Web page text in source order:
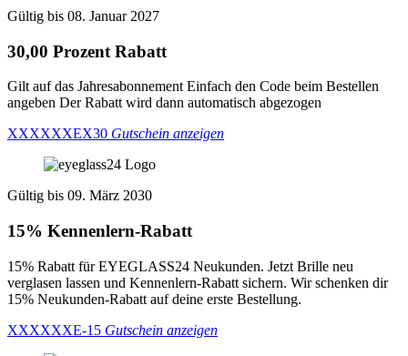
Gültig bis 08. Januar 2027
30,00 Prozent Rabatt
Gilt auf das Jahresabonnement Einfach den Code beim Bestellen
angeben Der Rabatt wird dann automatisch abgezogen
XXXXXXEX30 Gutschein anzeigen
Gültig bis 09. März 2030
15% Kennenlern-Rabatt
15% Rabatt für EYEGLASS24 Neukunden. Jetzt Brille neu
verglasen lassen und Kennenlern-Rabatt sichern. Wir schenken dir
15% Neukunden-Rabatt auf deine erste Bestellung.
XXXXXXE-15 Gutschein anzeigen